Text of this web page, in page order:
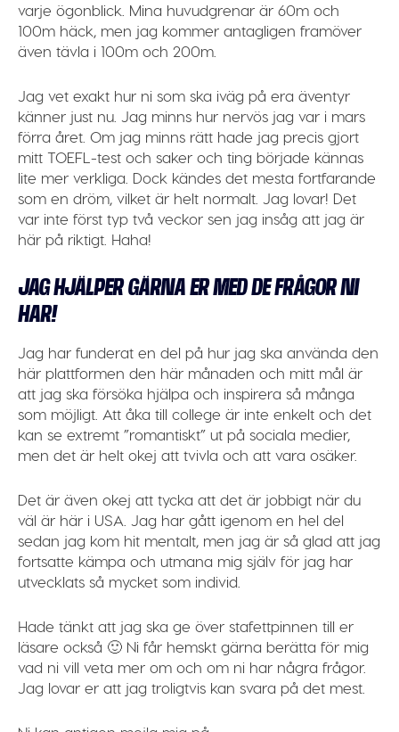
varje ögonblick. Mina huvudgrenar är 60m och
100m häck, men jag kommer antagligen framöver
även tävla i 100m och 200m.
Jag vet exakt hur ni som ska iväg på era äventyr
känner just nu. Jag minns hur nervös jag var i mars
förra året. Om jag minns rätt hade jag precis gjort
mitt TOEFL-test och saker och ting började kännas
lite mer verkliga. Dock kändes det mesta fortfarande
som en dröm, vilket är helt normalt. Jag lovar! Det
var inte först typ två veckor sen jag insåg att jag är
här på riktigt. Haha!
JAG HJÄLPER GÄRNA ER MED DE FRÅGOR NI
HAR!
Jag har funderat en del på hur jag ska använda den
här plattformen den här månaden och mitt mål är
att jag ska försöka hjälpa och inspirera så många
som möjligt. Att åka till college är inte enkelt och det
kan se extremt ”romantiskt” ut på sociala medier,
men det är helt okej att tvivla och att vara osäker.
Det är även okej att tycka att det är jobbigt när du
väl är här i USA. Jag har gått igenom en hel del
sedan jag kom hit mentalt, men jag är så glad att jag
fortsatte kämpa och utmana mig själv för jag har
utvecklats så mycket som individ.
Hade tänkt att jag ska ge över stafettpinnen till er
läsare också 🙂 Ni får hemskt gärna berätta för mig
vad ni vill veta mer om och om ni har några frågor.
Jag lovar er att jag troligtvis kan svara på det mest.